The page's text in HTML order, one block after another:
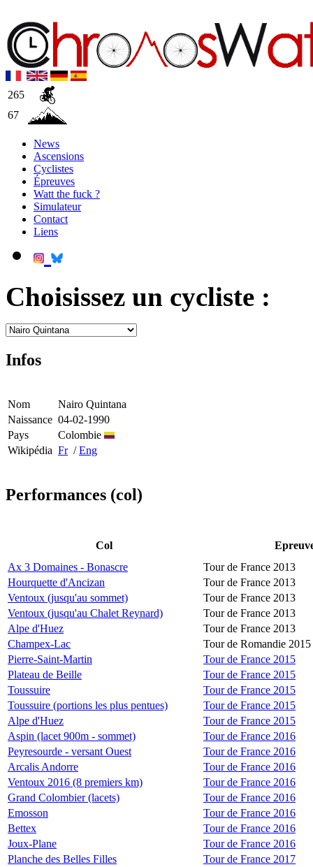
265
67
News
Ascensions
Cyclistes
Épreuves
Watt the fuck ?
Simulateur
Contact
Liens
Choisissez un cycliste :
Infos
Nom
Nairo Quintana
Naissance 04-02-1990
Pays
Colombie
Wikipédia Fr/Eng
Performances (col)
Col
Ax 3 Domaines - Bonascre
Tour de France 2013
Hourquette d'Ancizan
Tour de France 2013
Ventoux (jusqu'au sommet)
Tour de France 2013
Ventoux (jusqu'au Chalet Reynard)
Tour de France 2013
Alpe d'Huez
Tour de France 2013
Champex-Lac
Tour de Romandie 2015
Pierre-Saint-Martin
Tour de France 2015
Plateau de Beille
Tour de France 2015
Toussuire
Tour de France 2015
Toussuire (portions les plus pentues)
Tour de France 2015
Alpe d'Huez
Tour de France 2015
Aspin (lacet 900m - sommet)
Tour de France 2016
Peyresourde - versant Ouest
Tour de France 2016
Arcalis Andorre
Tour de France 2016
Ventoux 2016 (8 premiers km)
Tour de France 2016
Grand Colombier (lacets)
Tour de France 2016
Emosson
Tour de France 2016
Bettex
Tour de France 2016
Joux-Plane
Tour de France 2016
Planche des Belles Filles
Tour de France 2017